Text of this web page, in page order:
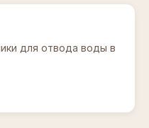
для отвода воды в